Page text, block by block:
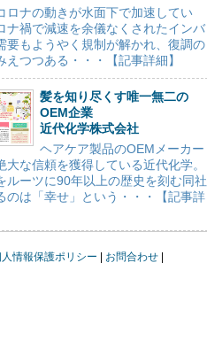
ロナの動きが水面下で加速してい
ナ禍で減速を余儀なくされたインバ
要もようやく規制が解かれ、復調の
えつつある・・・【記事詳細】
髪を知り尽くす唯一無二の
OEM企業
近代化学株式会社
ヘアケア製品のOEMメーカー
大な信頼を獲得している近代化学。
ルーツに90年以上の歴史を刻む同社
のは「幸せ」という・・・【記事詳
情報保護ポリシー
お問合わせ